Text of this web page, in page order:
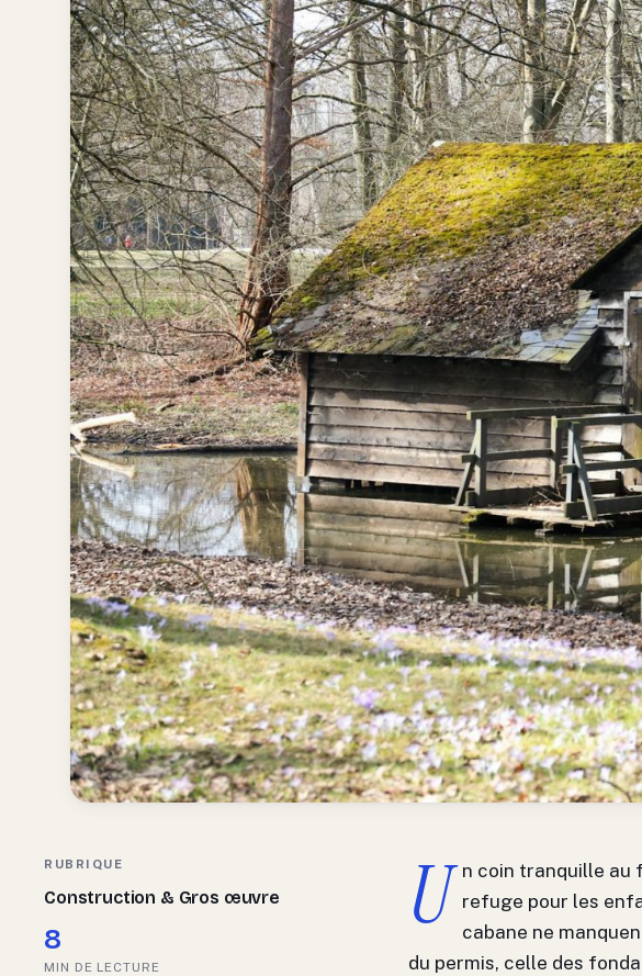
RUBRIQUE
Construction & Gros œuvre
8
MIN DE LECTURE
U n coin tranquille au
refuge pour les
cabane ne
du permis, celle des